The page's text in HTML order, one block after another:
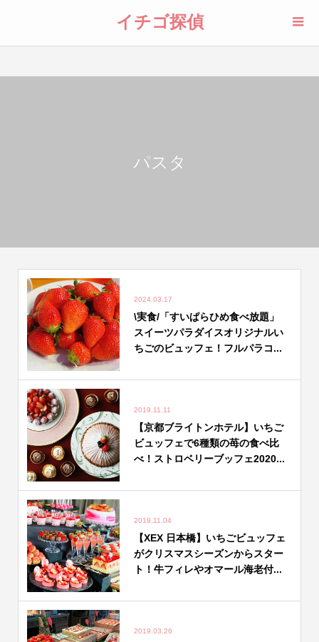
イチゴ探偵
パスタ
2024.03.17
\実食/「すいぱらひめ食べ放題」
スイーツパラダイスオリジナルい
ちごのビュッフェ！フルパラコ...
2019.11.11
【京都ブライトンホテル】いちご
ビュッフェで6種類の苺の食べ比
べ！ストロベリーブッフェ2020...
2019.11.04
【XEX 日本橋】いちごビュッフェ
がクリスマスシーズンからスター
ト！牛フィレやオマール海老付...
2019.03.26